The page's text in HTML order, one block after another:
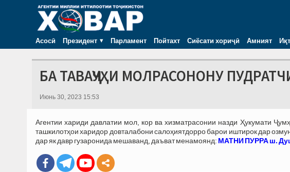
Асосӣ Президент Парламент Пойтахт Сиёсати хориҷӣ Амният
БА ТАВАҶҶУҲИ МОЛРАСОНОНУ
Июнь 30, 2023 15:53
Агентии хариди давлатии мол, кор ва хизматрасонии назди Ҳукумати
ташкилотҳои харидор довталабони салоҳиятдорро барои иштирок дар
дар як давр гузаронида мешаванд, даъват менамоянд: МАТНИ ПУРРА ш.